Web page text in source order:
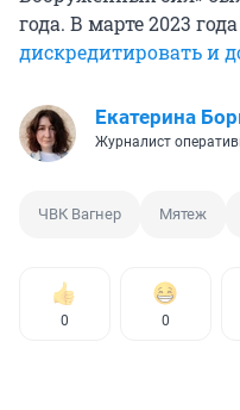
года. В марте 2023 года
дискредитировать и
Екатерина
Журналист
ЧВК Вагнер Мятеж
0 0